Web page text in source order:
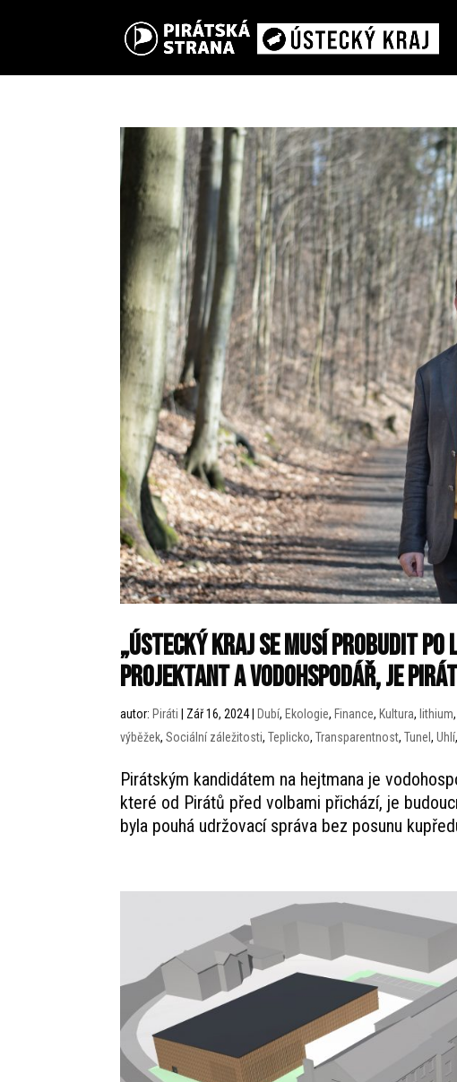
„ústecký kraj se musí probudit po
projektant a vodohspodář, je
autor: Piráti Zář 16, 2024| Dubí, Ekologie, Finance, Kultura, lithium,
výběžek,Sociální záležitosti,Teplicko,Transparentnost,Tunel,Uhlí
Pirátským kandidátem na hejtmana je
které od Pirátů před volbami přichází, je
byla pouhá udržovací správa bez posunu